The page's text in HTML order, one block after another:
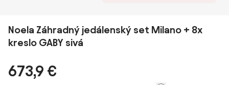
Noela Záhradný jedálenský set Milano + 8x
kreslo GABY sivá
673,9 €